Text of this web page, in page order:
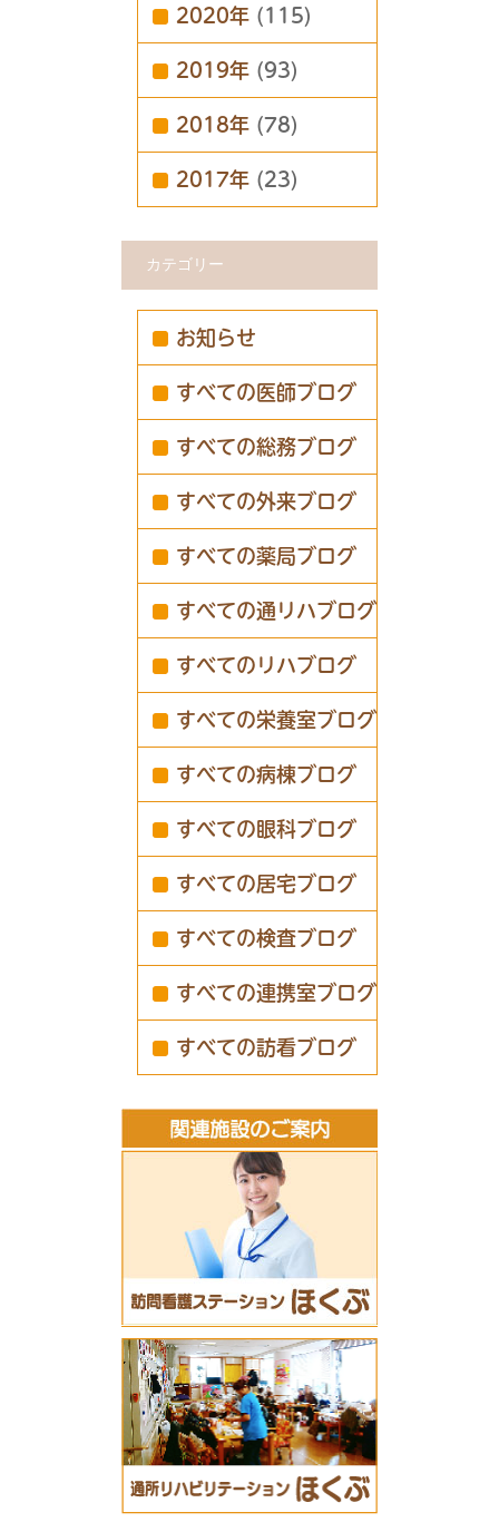
2020年 (115)
2019年 (93)
2018年 (78)
2017年 (23)
カテゴリー
お知らせ
すべての医師ブログ
すべての総務ブログ
すべての外来ブログ
すべての薬局ブログ
すべての通リハブログ
すべてのリハブログ
すべての栄養室ブログ
すべての病棟ブログ
すべての眼科ブログ
すべての居宅ブログ
すべての検査ブログ
すべての連携室ブログ
すべての訪看ブログ